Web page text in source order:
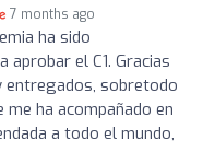
7 months ago
ha sido
el C1. Gracias
entregados, sobretodo
me ha acompañado en
a todo el mundo,